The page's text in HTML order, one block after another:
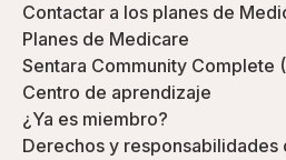
Contactar a los planes de
Planes de Medicare
Sentara Community Complete
Centro de aprendizaje
¿Ya es miembro?
Derechos y responsabilidades